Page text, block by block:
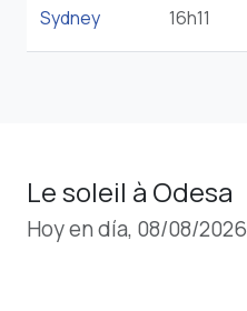
Sydney 16h11
Le soleil à Odesa
Hoy en día, 08/08/2026